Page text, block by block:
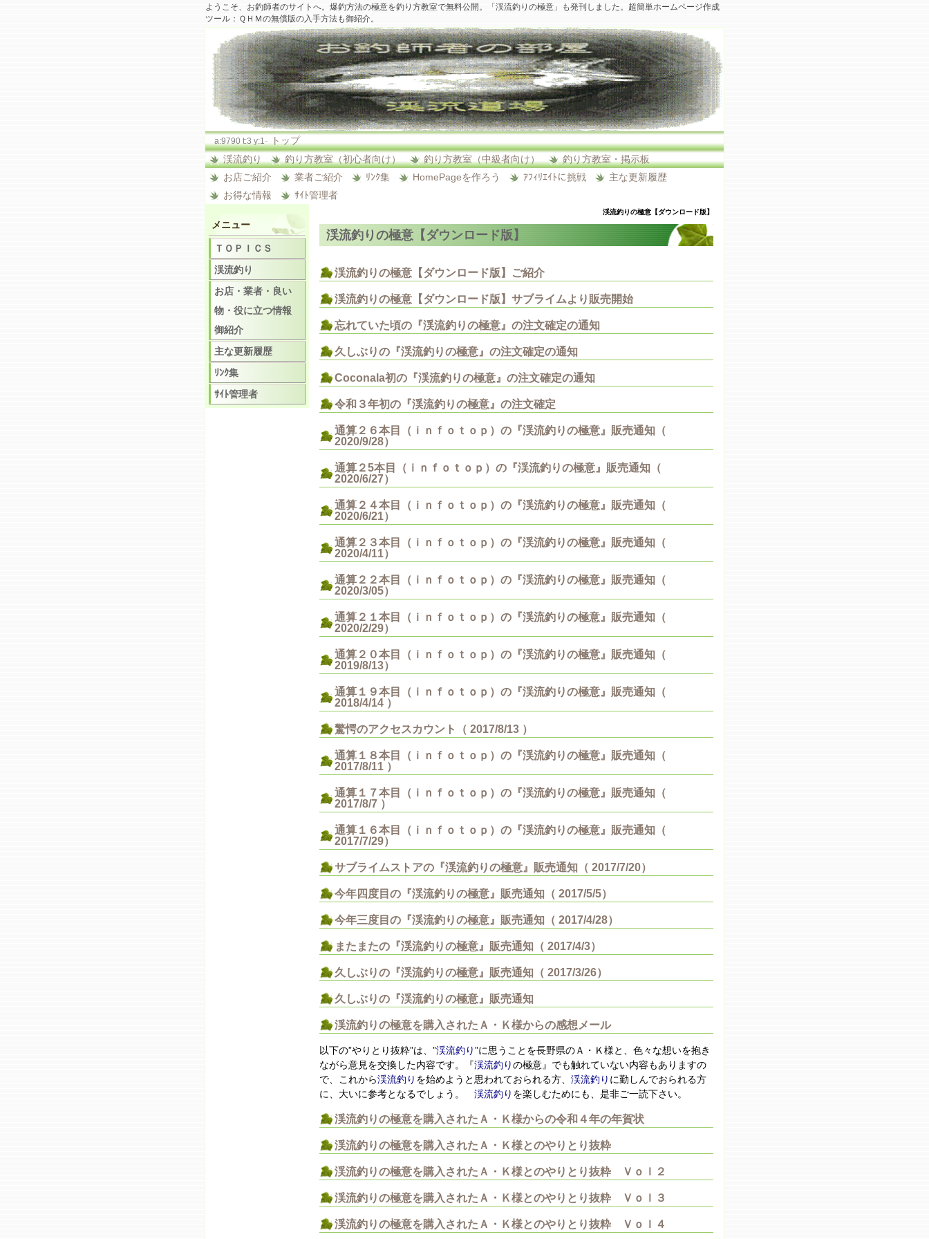
ようこそ、お釣師者のサイトへ。爆釣方法の極意を釣り方教室で無料公開。「渓流釣りの極意」も発刊しました。超簡単ホームページ作成
ツール：ＱＨＭの無償版の入手方法も御紹介。
a:9790 t:3 y:1-
トップ
渓流釣り
釣り方教室（初心者向け） 釣り方教室（中級者向け）
釣り方教室・掲示板
お店ご紹介
業者ご紹介 ﾘﾝｸ集 HomePageを作ろう ｱﾌｨﾘｴｲﾄに挑戦
主な更新履歴
お得な情報
ｻｲﾄ管理者
渓流釣りの極意【ダウンロード版】
渓流釣りの極意【ダウンロード版】
渓流釣りの極意【ダウンロード版】ご紹介
渓流釣りの極意【ダウンロード版】サブライムより販売開始
忘れていた頃の『渓流釣りの極意』の注文確定の通知
久しぶりの『渓流釣りの極意』の注文確定の通知
Coconala初の『渓流釣りの極意』の注文確定の通知
令和３年初の『渓流釣りの極意』の注文確定
通算２６本目（ｉｎｆｏｔｏｐ）の『渓流釣りの極意』販売通知（
2020/9/28）
通算２5本目（ｉｎｆｏｔｏｐ）の『渓流釣りの極意』販売通知（
2020/6/27）
通算２４本目（ｉｎｆｏｔｏｐ）の『渓流釣りの極意』販売通知（
2020/6/21）
通算２３本目（ｉｎｆｏｔｏｐ）の『渓流釣りの極意』販売通知（
2020/4/11）
通算２２本目（ｉｎｆｏｔｏｐ）の『渓流釣りの極意』販売通知（
2020/3/05）
通算２１本目（ｉｎｆｏｔｏｐ）の『渓流釣りの極意』販売通知（
2020/2/29）
通算２０本目（ｉｎｆｏｔｏｐ）の『渓流釣りの極意』販売通知（
2019/8/13）
通算１９本目（ｉｎｆｏｔｏｐ）の『渓流釣りの極意』販売通知（
2018/4/14 ）
驚愕のアクセスカウント（ 2017/8/13 ）
通算１８本目（ｉｎｆｏｔｏｐ）の『渓流釣りの極意』販売通知（
2017/8/11 ）
通算１７本目（ｉｎｆｏｔｏｐ）の『渓流釣りの極意』販売通知（
2017/8/7 ）
通算１６本目（ｉｎｆｏｔｏｐ）の『渓流釣りの極意』販売通知（
2017/7/29）
サブライムストアの『渓流釣りの極意』販売通知（ 2017/7/20）
今年四度目の『渓流釣りの極意』販売通知（ 2017/5/5）
今年三度目の『渓流釣りの極意』販売通知（ 2017/4/28）
またまたの『渓流釣りの極意』販売通知（ 2017/4/3）
久しぶりの『渓流釣りの極意』販売通知（ 2017/3/26）
久しぶりの『渓流釣りの極意』販売通知
渓流釣りの極意を購入されたＡ・Ｋ様からの感想メール
以下の”やりとり抜粋”は、”渓流釣り”に思うことを長野県のＡ・Ｋ様と、色々な想いを抱き
ながら意見を交換した内容です。『渓流釣りの極意』でも触れていない内容もありますの
で、これから渓流釣り を始めようと思われておられる方、 渓流釣り に勤しんでおられる方
に、大いに参考となるでしょう。 渓流釣り を楽しむためにも、是非ご一読下さい。
渓流釣りの極意を購入されたＡ・Ｋ様からの令和４年の年賀状
渓流釣りの極意を購入されたＡ・Ｋ様とのやりとり抜粋
渓流釣りの極意を購入されたＡ・Ｋ様とのやりとり抜粋 Ｖｏｌ２
渓流釣りの極意を購入されたＡ・Ｋ様とのやりとり抜粋 Ｖｏｌ３
渓流釣りの極意を購入されたＡ・Ｋ様とのやりとり抜粋 Ｖｏｌ４
メニュー
ＴＯＰＩＣＳ
渓流釣り
お店・業者・良い
物・役に立つ情報
御紹介
主な更新履歴
ﾘﾝｸ集
ｻｲﾄ管理者